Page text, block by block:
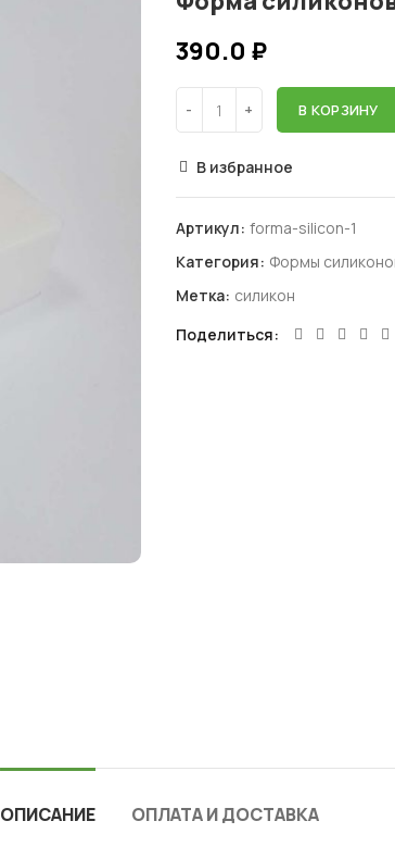
390.0 ₽
В КОРЗИНУ
В избранное
Артикул: forma-silicon-1
Категория: Формы
Метка: силикон
Поделиться
ОПИСАНИЕ ОПЛАТА И ДОСТАВКА